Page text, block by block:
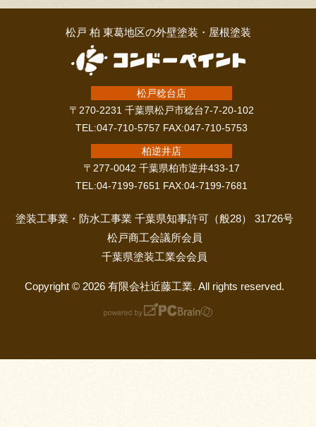
松戸 柏 東葛地区の外壁塗装・屋根塗装
松戸稔台店
〒270-2231 千葉県松戸市稔台7-7-20-102
TEL:047-710-5757 FAX:047-710-5753
柏逆井店
〒277-0042 千葉県柏市逆井433-17
TEL:04-7199-7651 FAX:04-7199-7681
塗装工事業・防水工事業 千葉県知事許可（般28） 31726号
松戸商工会議所会員
千葉県塗装工業会会員
Copyright © 2026 有限会社近藤工業. All rights reserved.